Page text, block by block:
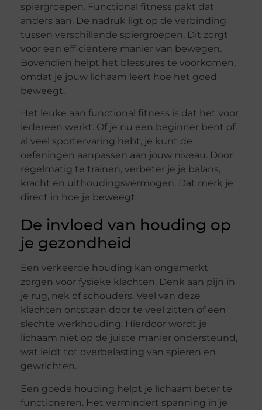
spiergroepen. Functional fitness pakt dat
anders aan. De nadruk ligt op de verbinding
tussen verschillende spiergroepen. Dit zorgt
voor een efficiëntere manier van bewegen.
Bovendien helpt het blessures te voorkomen,
omdat je jouw lichaam leert hoe het goed
beweegt.
Het leuke aan functional fitness is dat het voor
iedereen werkt. Of je nu een beginner bent of
al veel sportervaring hebt, je kunt de
oefeningen aanpassen aan jouw niveau. Door
regelmatig te trainen, verbeter je je balans,
kracht en uithoudingsvermogen. Dat merk je
direct in hoe je beweegt.
De invloed van houding op
je gezondheid
Een verkeerde houding kan ongemerkt
zorgen voor fysieke klachten. Denk aan pijn in
je rug, nek of schouders. Veel van deze
klachten ontstaan door te veel zitten of een
slechte werkhouding. Hierdoor wordt je
lichaam niet op de juiste manier ondersteund,
wat leidt tot overbelasting van spieren en
gewrichten.
Een goede houding helpt je lichaam beter te
functioneren. Het vermindert spanning in je